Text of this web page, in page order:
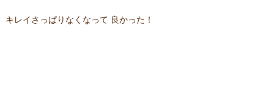
キレイさっぱりなくなって 良かった！